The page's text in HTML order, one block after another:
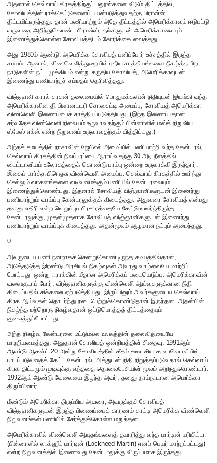
அதனால் செவ்வாய் கிரகத்திற்குப் பலூன்களை விடும் திட்டத்தில்,
சோவியத்தின் ராக்கெட்டுகளைப் பயன்படுத்துவதற்கு பிரான்ஸ்
திட்டமிட்டிருந்தது. தான் பணியாற்றும் அதே திட்டத்தில் அமெரிக்காவும் ஈடுபட்டு
வருவதை அறிந்துகொண்ட பிரான்ஸ், தங்களுடன் அமெரிக்காவையும்
இணைத்துக்கொள்ள சோவியத்திடம் கோரிக்கை வைத்தது.
அது 1980ம் ஆண்டு. அமெரிக்க சோவியத் பனிப்போர் உச்சத்தில் இருந்த
சமயம். ஆனால், விண்வெளித்துறையில் புதிய சாத்தியங்களை நிகழ்த்த பிற
நாடுகளின் நட்பு முக்கியம் என்று கருதிய சோவியத், அமெரிக்காவுடன்
இணைந்து பணியாற்றச் சம்மதம் தெரிவித்தது.
விஞ்ஞானி காரல் சாகன் தலைமையில் பொதுமக்களின் நிதியுடன் இயங்கி வந்த
அமெரிக்காவின் தி பிளானட்டரி சொசைட்டி அமைப்பு, சோவியத் அமெரிக்கா
விண்வெளி இணைப்பைச் சாத்தியப்படுத்தியது. (இந்த இணைப்புதான்
சர்வதேச விண்வெளி நிலையம் உருவாவதற்கும் பின்னாளில் மஸ்க் நிறுவிய
ஸ்பேஸ் எக்ஸ் என்ற நிறுவனம் உருவாவதற்கும் வித்திட்டது.)
அந்தச் சமயத்தில் நாசாவின் ஜேபிஎல் அமைப்பில் பணியாற்றி வந்த கேன்டரல்,
செவ்வாய் கிரகத்தின் நிலப்பரப்பை ஆராய்வதற்கு 30 அடி நீளத்தில்
டைட்டானியம் உலோகத்தைக் கொண்டு பாம்பு ஒன்றை உருவாக்கி இருந்தார்.
இதைப் பார்த்த பிரெஞ்சு விண்வெளி அமைப்பு, செவ்வாய் கிரகத்தில் ஊர்ந்து
செல்லும் வாகனங்களை வடிவமைக்கும் பணியில் கேன்டரலையும்
இணைத்துக்கொண்டது. இதனால் சோவியத் விஞ்ஞானிகளுடன் இணைந்து
பணியாற்றும் வாய்ப்பு கேன்டரலுக்குக் கிடைத்தது. அதுவரை சோவியத் என்பது
தனது எதிரி என்ற வெறுப்புப் பிரசாரத்தையே கேட்டு வளர்ந்திருந்த
கேன்டரலுக்கு, முதன்முதலாக சோவியத் விஞ்ஞானிகளுடன் இணைந்து
பணியாற்றும் வாய்ப்புக் கிடைத்தது. அதன்மூலம் ஆழமான நட்பும் அமைந்தது.
0
அவருடைய பணி நன்றாகச் சென்றுகொண்டிருந்த சமயத்தில்தான்,
அடுத்தடுத்த இரண்டு அரசியல் நிகழ்வுகள் அவரது வாழ்வையே மாற்றிப்
போட்டது. ஒன்று ஈராக்கின் மீதான அமெரிக்கப் படையெடுப்பு. அமெரிக்காவின்
வளைகுடாப் போர், விஞ்ஞானிகளுக்கு விண்வெளி ஆய்வுகளுக்கான நிதி
கிடைப்பதில் சிக்கலை ஏற்படுத்தியது. இருப்பினும் அவர்களுடைய செவ்வாய்
கிரக ஆய்வுகள் தொடர்ந்து நடைபெற்றுக்கொண்டுதான் இருந்தன. அதன்பின்
நிகழ்ந்த மற்றொரு நிகழ்வுதான் ஒட்டுமொத்தத் திட்டத்தையும்
குலைத்துப்போட்டது.
அந்த நிகழ்வு கேன்டரலை மட்டுமல்ல உலகத்தின் தலைவிதியையே
மாற்றியமைத்தது. அதுதான் சோவியத் ஒன்றியத்தின் சிதைவு. 1991ஆம்
ஆண்டு ஆகஸ்ட் 20 அன்று சோவியத்தின் கீதம் கடைசியாக வானொலியில்
பாடப்படுவதைக் கேட்ட கேன்டரல், அத்துடன் நிதி நிறுத்தப்படுவதால் செவ்வாய்
கிரக திட்டமும் முடிவுக்கு வந்ததை தொலைபேசியின் மூலம் அறிந்துகொண்டார்.
1992ஆம் ஆண்டு வேலையை இழந்த அவர், தனது தாய்நாடான அமெரிக்கா
திரும்பினார்.
மீண்டும் அமெரிக்கா திரும்பிய அவரை, அவருக்குச் சோவியத்
விஞ்ஞானிகளுடன் இருந்த பிணைப்பைக் காரணம் காட்டி அமெரிக்க விண்வெளி
நிறுவனங்கள் பணியில் சேர்த்துக்கொள்ள மறுத்தன.
அமெரிக்காவில் விண்வெளி ஆயுதங்களைத் தயாரித்து வந்த மார்டின் மரியிட்டா
(பின்னாளில் லாக்ஹீட் மார்டின் (Lockheed Martin) எனப் பெயர் மாற்றப்பட்டது)
என்ற நிறுவனத்தில் இணைவது கேன்டரலுக்கு விருப்பமாக இருந்தது.